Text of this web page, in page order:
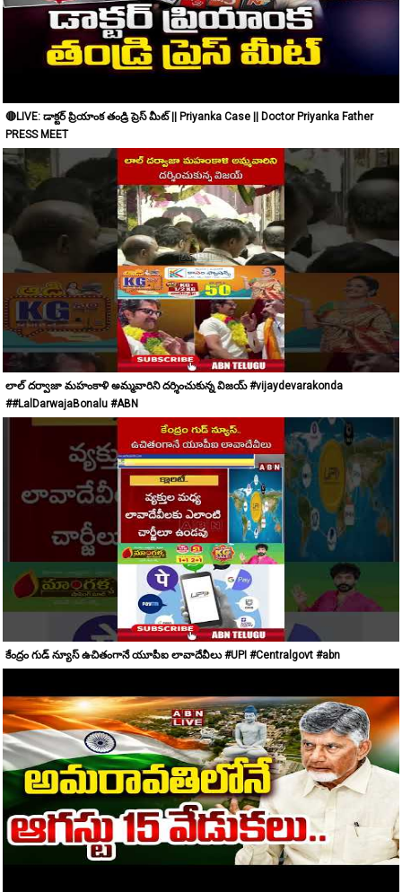
🔴LIVE: డాక్టర్ ప్రియాంక తండ్రి ప్రెస్ మీట్ || Priyanka Case || Doctor Priyanka Father
PRESS MEET
లాల్ దర్వాజా మహంకాళి అమ్మవారిని దర్శించుకున్న విజయ్ #vijaydevarakonda
##LalDarwajaBonalu #ABN
కేంద్రం గుడ్ న్యూస్ ఉచితంగానే యూపీఐ లావాదేవీలు #UPI #Centralgovt #abn